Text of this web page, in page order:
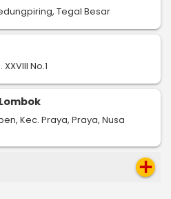
Tegal Besar
No.1
Kec. Praya, Praya, Nusa
add